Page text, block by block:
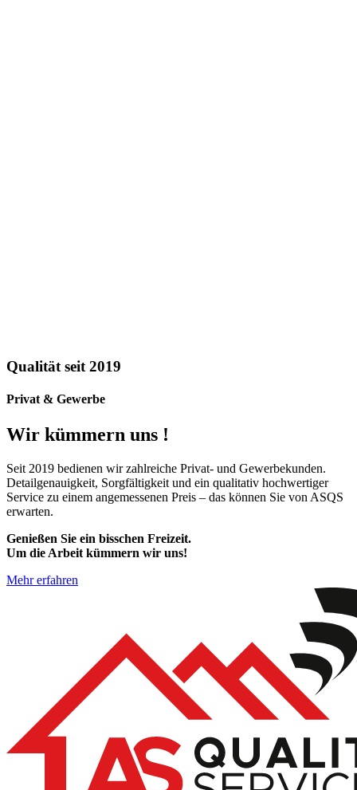
Qualität seit 2019
Privat & Gewerbe
Wir kümmern uns !
Seit 2019 bedienen wir zahlreiche Privat- und Gewerbekunden.
Detailgenauigkeit, Sorgfältigkeit und ein qualitativ hochwertiger
Service zu einem angemessenen Preis – das können Sie von ASQS
erwarten.
Genießen Sie ein bisschen Freizeit.
Um die Arbeit kümmern wir uns!
Mehr erfahren